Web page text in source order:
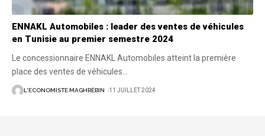
ENNAKL Automobiles : leader des ventes de véhicules
en Tunisie au premier semestre 2024
Le concessionnaire ENNAKL Automobiles atteint la première
place des ventes de véhicules
L'ECONOMISTE MAGHRÉBIN 11 JUILLET 2024